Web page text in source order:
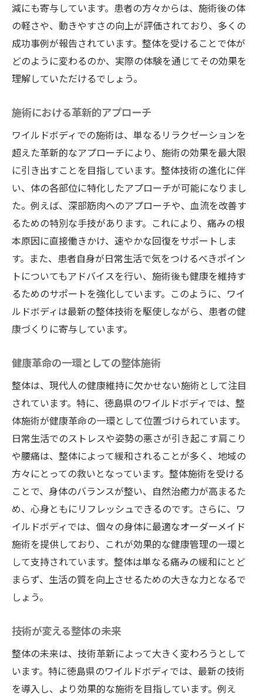
減にも寄与しています。患者の方々からは、施術後の体
の軽さや、動きやすさの向上が評価されており、多くの
成功事例が報告されています。整体を受けることで体が
どのように変わるのか、実際の体験を通じてその効果を
理解していただけるでしょう。
施術における革新的アプローチ
ワイルドボディでの施術は、単なるリラクゼーションを
超えた革新的なアプローチにより、施術の効果を最大限
に引き出すことを目指しています。整体技術の進化に伴
い、体の各部位に特化したアプローチが可能になりまし
た。例えば、深部筋肉へのアプローチや、血流を改善す
るための特別な手技があります。これにより、痛みの根
本原因に直接働きかけ、速やかな回復をサポートしま
す。また、患者自身が日常生活で気をつけるべきポイン
トについてもアドバイスを行い、施術後も健康を維持す
るためのサポートを強化しています。このように、ワイ
ルドボディは最新の整体技術を駆使しながら、患者の健
康づくりに寄与しています。
健康革命の一環としての整体施術
整体は、現代人の健康維持に欠かせない施術として注目
されています。特に、徳島県のワイルドボディでは、整
体施術が健康革命の一環として位置づけられています。
日常生活でのストレスや姿勢の悪さが引き起こす肩こり
や腰痛は、整体によって緩和されることが多く、地域の
方々にとっての救いとなっています。整体施術を受ける
ことで、身体のバランスが整い、自然治癒力が高まるた
め、心身ともにリフレッシュできるのです。さらに、ワ
イルドボディでは、個々の身体に最適なオーダーメイド
施術を提供しており、これが効果的な健康管理の一環と
して支持されています。整体は単なる痛みの緩和にとど
まらず、生活の質を向上させるための大きな力となるで
しょう。
技術が変える整体の未来
整体の未来は、技術革新によって大きく変わろうとして
います。特に徳島県のワイルドボディでは、最新の技術
を導入し、より効果的な施術を目指しています。例え